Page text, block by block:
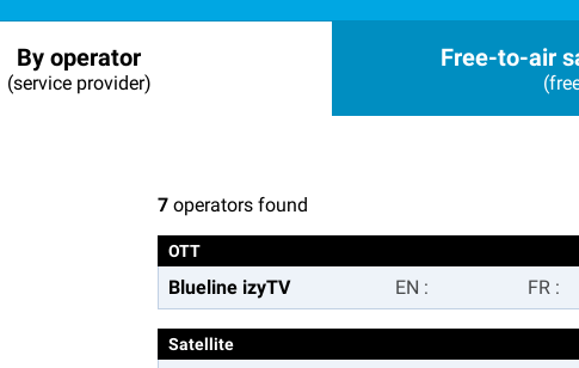
By operator
(service provider)
Free-to-air
7 operators found
OTT
Blueline izyTV EN : FR :
Satellite